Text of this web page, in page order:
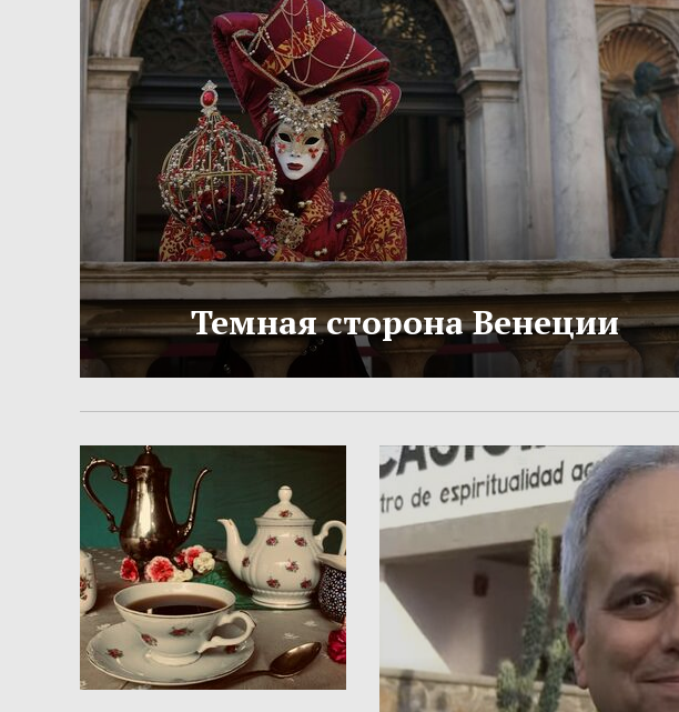
Темная сторона Венеции